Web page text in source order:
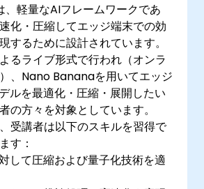
軽量なAIフレームワークであ
化・圧縮してエッジ端末での効
するために設計されています。
るライブ形式で行われ（オンラ
、Nano Bananaを用いてエッジ
ルを最適化・圧縮・展開したい
の方々を対象としています。
受講者は以下のスキルを習得で
す：
して圧縮および量子化技術を適